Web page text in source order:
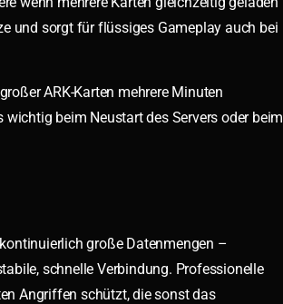
und sorgt für flüssiges Gameplay auch bei
ARK-Karten mehrere Minuten
beim Neustart des Servers oder beim
große Datenmengen –
schnelle Verbindung. Professionelle
Angriffen schützt, die sonst das